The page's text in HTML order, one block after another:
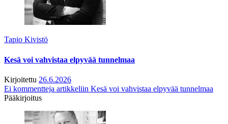
Tapio Kivistö
Kesä voi vahvistaa elpyvää tunnelmaa
Kirjoitettu 26.6.2026
Ei kommentteja artikkeliin Kesä voi vahvistaa elpyvää tunnelmaa
Pääkirjoitus